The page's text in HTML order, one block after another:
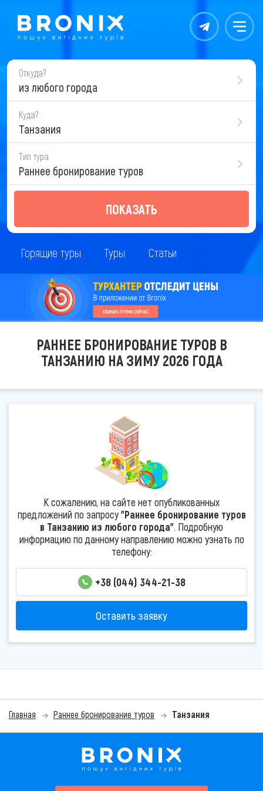
Контакты Меню
Откуда?
из любого города
Куда?
Танзания
Тип тура
Раннее бронирование туров
ПОКАЗАТЬ
Горящие туры Туры Статьи
РАННЕЕ БРОНИРОВАНИЕ ТУРОВ В
ТАНЗАНИЮ НА ЗИМУ 2026 ГОДА
К сожалению, на сайте нет опубликованных
предложений по запросу"Раннее бронирование туров
в Танзанию из любого города". Подробную
информацию по данному направлению можно узнать по
телефону:
+38 (044) 344-21-38
Оставить заявку
Главная Раннее бронирование туров Танзания